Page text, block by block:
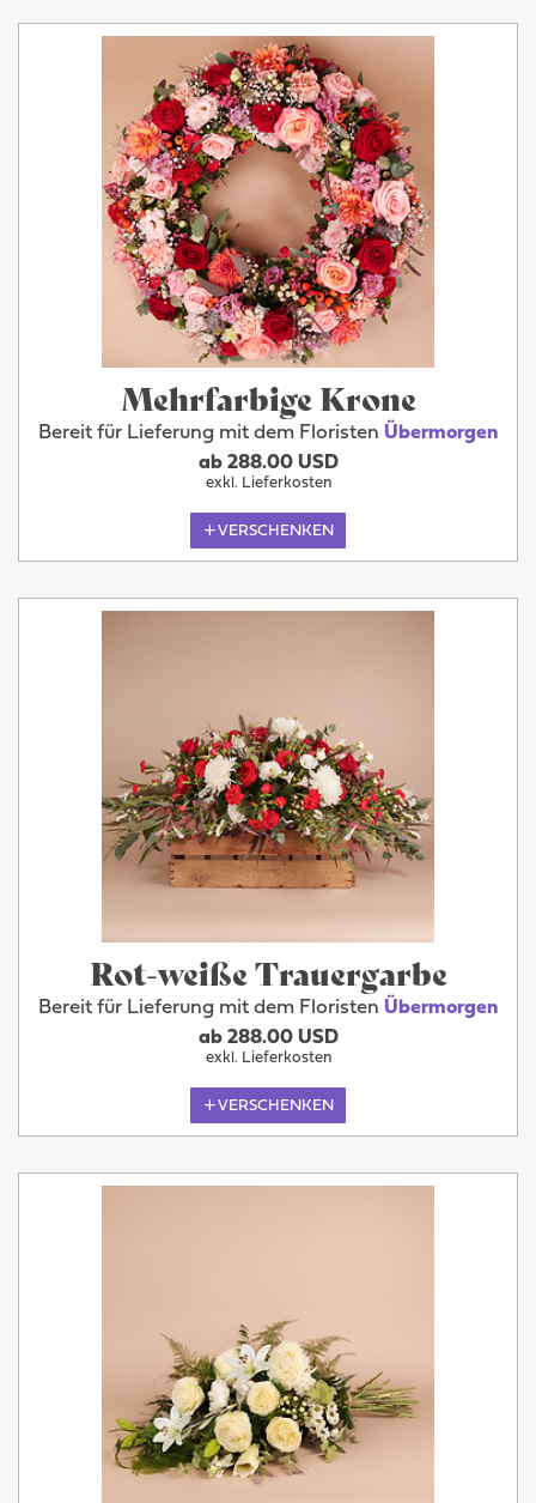
Mehrfarbige Krone
Bereit für Lieferung mit dem Floristen Übermorgen
ab 288.00 USD
exkl. Lieferkosten
VERSCHENKEN
Rot-weiße Trauergarbe
Bereit für Lieferung mit dem Floristen Übermorgen
ab 288.00 USD
exkl. Lieferkosten
VERSCHENKEN